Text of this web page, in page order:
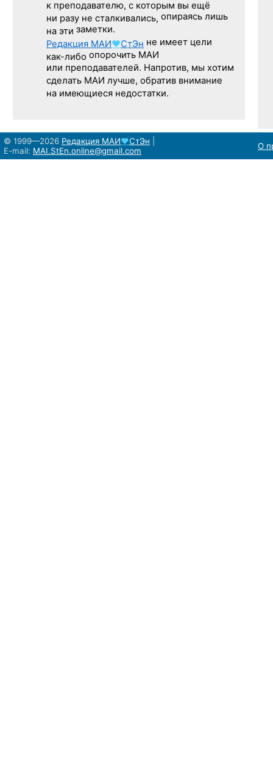
к преподавателю, с которым вы ещё
ни разу не сталкивались, опираясь лишь
на эти заметки.
Редакция МАИ♥СтЭн не имеет цели
как-либо опорочить МАИ
или преподавателей. Напротив, мы хотим
сделать МАИ лучше, обратив внимание
на имеющиеся недостатки.
© 1999—2026 Редакция МАИ♥СтЭн
E-mail: MAI.StEn.online@gmail.com О